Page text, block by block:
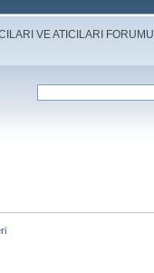
VE ATICILARI FORUMU